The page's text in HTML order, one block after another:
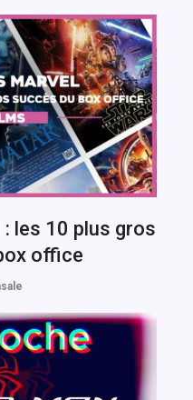
les 10 plus gros
office